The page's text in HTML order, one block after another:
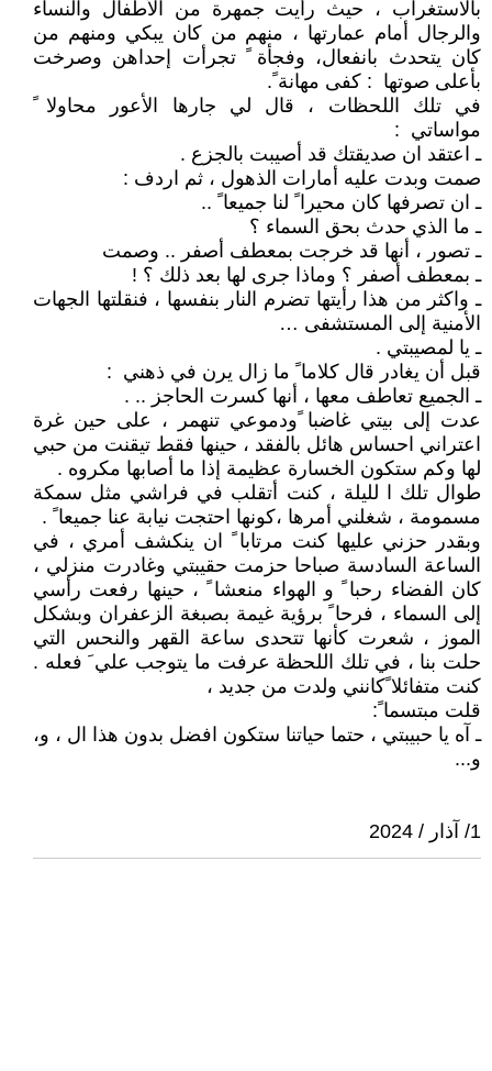
بالاستغراب ، حيث رأيت جمهرة من الأطفال والنساء
والرجال أمام عمارتها ، منهم من كان يبكي ومنهم من
كان يتحدث بانفعال، وفجأة ً تجرأت إحداهن وصرخت
بأعلى صوتها : كفى مهانة ً.
في تلك اللحظات ، قال لي جارها الأعور محاولا ً
مواساتي :
ـ اعتقد ان صديقتك قد أصيبت بالجزع .
صمت وبدت عليه أمارات الذهول ، ثم اردف :
ـ ان تصرفها كان محيرا ً لنا جميعا ً ..
ـ ما الذي حدث بحق السماء ؟
ـ تصور ، أنها قد خرجت بمعطف أصفر .. وصمت
ـ بمعطف أصفر ؟ وماذا جرى لها بعد ذلك ؟ !
ـ واكثر من هذا رأيتها تضرم النار بنفسها ، فنقلتها الجهات
الأمنية إلى المستشفى …
ـ يا لمصيبتي .
قبل أن يغادر قال كلاما ً ما زال يرن في ذهني :
ـ الجميع تعاطف معها ، أنها كسرت الحاجز .. .
عدت إلى بيتي غاضبا ًودموعي تنهمر ، على حين غرة
اعتراني احساس هائل بالفقد ، حينها فقط تيقنت من حبي
لها وكم ستكون الخسارة عظيمة إذا ما أصابها مكروه .
طوال تلك ا لليلة ، كنت أتقلب في فراشي مثل سمكة
مسمومة ، شغلني أمرها ،كونها احتجت نيابة عنا جميعا ً .
وبقدر حزني عليها كنت مرتابا ً ان ينكشف أمري ، في
الساعة السادسة صباحا حزمت حقيبتي وغادرت منزلي ،
كان الفضاء رحبا ً و الهواء منعشا ً ، حينها رفعت رأسي
إلى السماء ، فرحا ً برؤية غيمة بصبغة الزعفران وبشكل
الموز ، شعرت كأنها تتحدى ساعة القهر والنحس التي
حلت بنا ، في تلك اللحظة عرفت ما يتوجب علي َ فعله .
كنت متفائلا ًكانني ولدت من جديد ،
قلت مبتسما ً:
ـ آه يا حبيبتي ، حتما حياتنا ستكون افضل بدون هذا ال ، و،
و...
1/ آذار / 2024